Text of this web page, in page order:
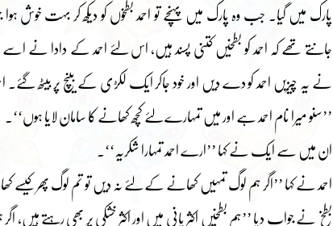
پارک میں گیا۔ جب وہ پارک میں پہنچے تو احمد بطخوں کو دیکھ کر بہت خوش
جانتے تھے کہ احمد کو بطخیں کتنی پسند ہیں، اس لئے احمد کے دادا نے
نے یہ چیزیں احمد کو دے دیں اور خود جاکر ایک لکڑی کے بینچ پر بیٹھ گئے۔
’’سنو میرا نام احمد ہے اور میں تمہارے لئے کچھ کھانے کا سامان لایا ہوں‘‘۔
ان میں سے ایک نے کہا ’’ارے احمد تمہارا شکریہ‘‘۔
احمد نے کہا ’’اگر ہم لوگ تمہیں کھانے کے لئے نہ دیں تو تم لوگ پھر کیسے
بطخ نے جواب دیا ’’ہم بطخیں اکثر پانی میں اور اکثر خشکی پر بھی رہتے ہیں،